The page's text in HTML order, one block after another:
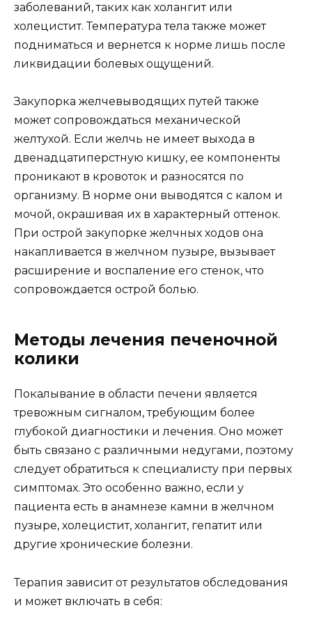
заболеваний, таких как холангит или
холецистит. Температура тела также может
подниматься и вернется к норме лишь после
ликвидации болевых ощущений.
Закупорка желчевыводящих путей также
может сопровождаться механической
желтухой. Если желчь не имеет выхода в
двенадцатиперстную кишку, ее компоненты
проникают в кровоток и разносятся по
организму. В норме они выводятся с калом и
мочой, окрашивая их в характерный оттенок.
При острой закупорке желчных ходов она
накапливается в желчном пузыре, вызывает
расширение и воспаление его стенок, что
сопровождается острой болью.
Методы лечения печеночной
колики
Покалывание в области печени является
тревожным сигналом, требующим более
глубокой диагностики и лечения. Оно может
быть связано с различными недугами, поэтому
следует обратиться к специалисту при первых
симптомах. Это особенно важно, если у
пациента есть в анамнезе камни в желчном
пузыре, холецистит, холангит, гепатит или
другие хронические болезни.
Терапия зависит от результатов обследования
и может включать в себя: